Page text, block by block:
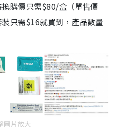
換購價只需$80/盒（單售價
只需$16就買到，產品數量
圖片放大